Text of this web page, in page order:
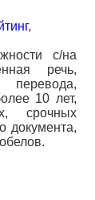
,
с/на
речь,
перевода,
10 лет,
срочных
документа,